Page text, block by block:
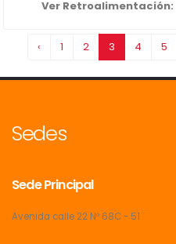
Ver Retroalimentación:
‹ 1 2 3 4 5
Sedes
Sede Principal
Avenida calle 22 Nº 68C - 51